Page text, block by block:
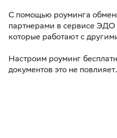
С помощью роуминга
партнерами в сервисе
которые работают с
Настроим роуминг
документов это не повлияет.